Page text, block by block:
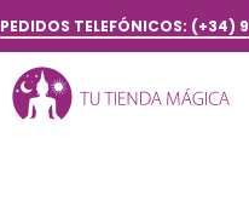
PEDIDOS TELEFÓNICOS: (+34)